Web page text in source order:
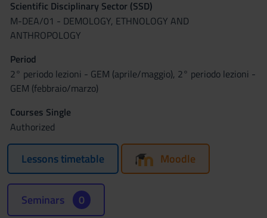
Scientific Disciplinary Sector (SSD)
M-DEA/01 - DEMOLOGY, ETHNOLOGY AND
ANTHROPOLOGY
Period
2° periodo lezioni - GEM (aprile/maggio), 2° periodo lezioni -
GEM (febbraio/marzo)
Courses Single
Authorized
Lessons timetable Moodle
Seminars 0